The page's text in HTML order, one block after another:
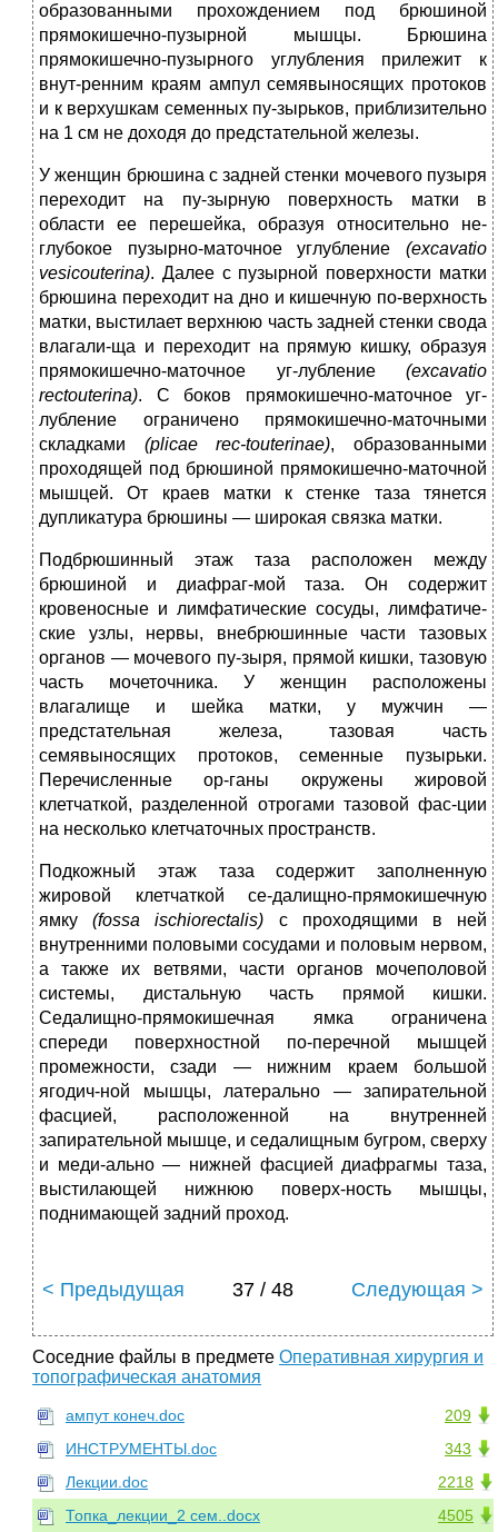
образованными прохождением под брюшиной
прямокишечно-пузырной мышцы. Брюшина
прямокишечно-пузырного углубления прилежит к
внут-ренним краям ампул семявыносящих протоков
и к верхушкам семенных пу-зырьков, приблизительно
на 1 см не доходя до предстательной железы.
У женщин брюшина с задней стенки мочевого пузыря
переходит на пу-зырную поверхность матки в
области ее перешейка, образуя относительно не-
глубокое пузырно-маточное углубление (excavatio
vesicouterina). Далее с пузырной поверхности матки
брюшина переходит на дно и кишечную по-верхность
матки, выстилает верхнюю часть задней стенки свода
влагали-ща и переходит на прямую кишку, образуя
прямокишечно-маточное уг-лубление (excavatio
rectouterina). С боков прямокишечно-маточное уг-
лубление ограничено прямокишечно-маточными
складками (plicae rec-touterinae), образованными
проходящей под брюшиной прямокишечно-маточной
мышцей. От краев матки к стенке таза тянется
дупликатура брюшины — широкая связка матки.
Подбрюшинный этаж таза расположен между
брюшиной и диафраг-мой таза. Он содержит
кровеносные и лимфатические сосуды, лимфатиче-
ские узлы, нервы, внебрюшинные части тазовых
органов — мочевого пу-зыря, прямой кишки, тазовую
часть мочеточника. У женщин расположены
влагалище и шейка матки, у мужчин —
предстательная железа, тазовая часть
семявыносящих протоков, семенные пузырьки.
Перечисленные ор-ганы окружены жировой
клетчаткой, разделенной отрогами тазовой фас-ции
на несколько клетчаточных пространств.
Подкожный этаж таза содержит заполненную
жировой клетчаткой се-далищно-прямокишечную
ямку(fossa ischiorectalis) с проходящими в ней
внутренними половыми сосудами и половым нервом,
а также их ветвями, части органов мочеполовой
системы, дистальную часть прямой кишки.
Седалищно-прямокишечная ямка ограничена
спереди поверхностной по-перечной мышцей
промежности, сзади — нижним краем большой
ягодич-ной мышцы, латерально — запирательной
фасцией, расположенной на внутренней
запирательной мышце, и седалищным бугром, сверху
и меди-ально — нижней фасцией диафрагмы таза,
выстилающей нижнюю поверх-ность мышцы,
поднимающей задний проход.
< Предыдущая 37 / 48 Следующая >
Соседние файлы в предмете Оперативная хирургия и
топографическая анатомия
209
ампут конеч.doc
343
ИНСТРУМЕНТЫ.doc
2218
Лекции.doc
4505
Топка_лекции_2 сем..docx